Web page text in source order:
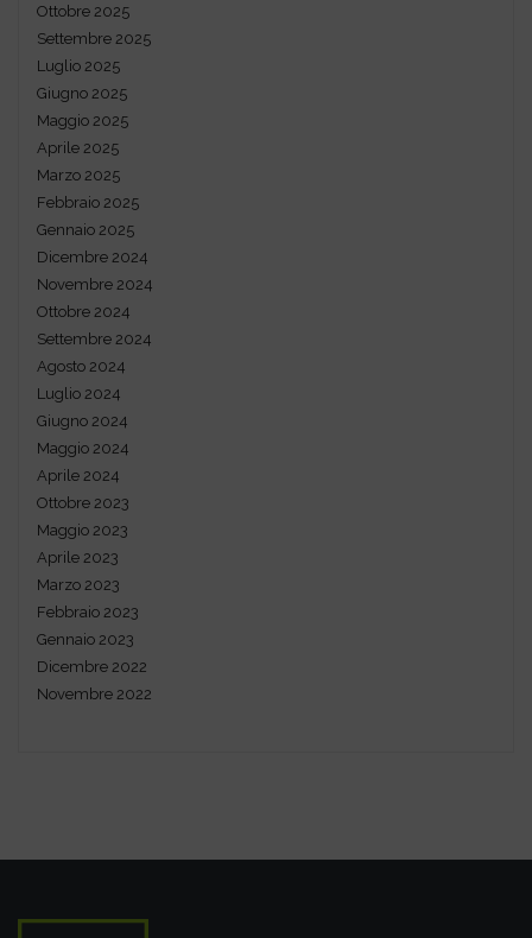
Ottobre 2025
Settembre 2025
Luglio 2025
Giugno 2025
Maggio 2025
Aprile 2025
Marzo 2025
Febbraio 2025
Gennaio 2025
Dicembre 2024
Novembre 2024
Ottobre 2024
Settembre 2024
Agosto 2024
Luglio 2024
Giugno 2024
Maggio 2024
Aprile 2024
Ottobre 2023
Maggio 2023
Aprile 2023
Marzo 2023
Febbraio 2023
Gennaio 2023
Dicembre 2022
Novembre 2022